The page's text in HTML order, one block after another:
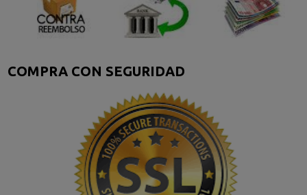
COMPRA CON SEGURIDAD